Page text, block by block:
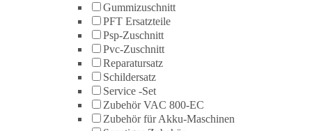
Gummizuschnitt
PFT Ersatzteile
Psp-Zuschnitt
Pvc-Zuschnitt
Reparatursatz
Schildersatz
Service -Set
Zubehör VAC 800-EC
Zubehör für Akku-Maschinen